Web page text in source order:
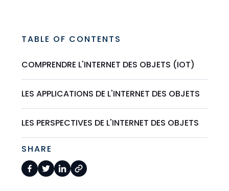
TABLE OF CONTENTS
COMPRENDRE L'INTERNET DES OBJETS (IOT)
LES APPLICATIONS DE L'INTERNET DES OBJETS
LES PERSPECTIVES DE L'INTERNET DES OBJETS
SHARE